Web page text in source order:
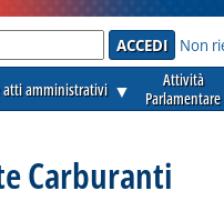
Non
atti amministrativi ▼
Attività
Parlamentare
Carburanti